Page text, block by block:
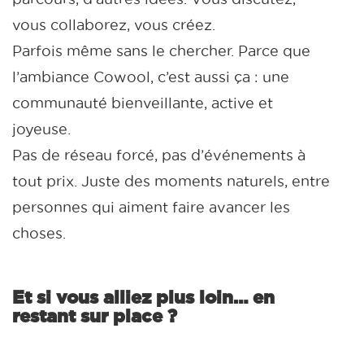
vous collaborez, vous créez.
Parfois même sans le chercher. Parce que
l’ambiance Cowool, c’est aussi ça : une
communauté bienveillante, active et
joyeuse.
Pas de réseau forcé, pas d’événements à
tout prix. Juste des moments naturels, entre
personnes qui aiment faire avancer les
choses.
Et si vous alliez plus loin… en
restant sur place ?